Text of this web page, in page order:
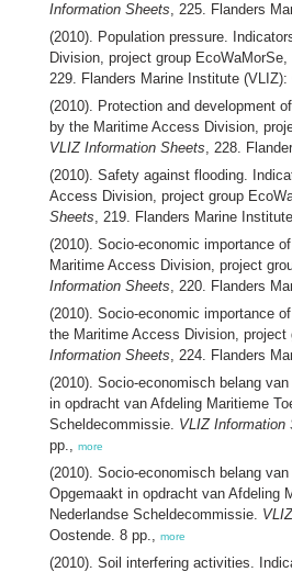
Information Sheets, 225. Flanders
(2010). Population pressure.
Division, project group
229. Flanders Marine Institute
(2010). Protection and development
by the Maritime Access Division,
VLIZ Information Sheets, 228.
(2010). Safety against flooding.
Access Division, project group
Sheets, 219. Flanders Marine
(2010). Socio-economic importance
Maritime Access Division, project
Information Sheets, 220. Flanders
(2010). Socio-economic importance
the Maritime Access Division,
Information Sheets, 224. Flanders
(2010). Socio-economisch belang
in opdracht van Afdeling Maritieme
Scheldecommissie. VLIZ Information
pp., more
(2010). Socio-economisch belang
Opgemaakt in opdracht van Afdeling
Nederlandse Scheldecommissie.
Oostende. 8 pp., more
(2010). Soil interfering activities.